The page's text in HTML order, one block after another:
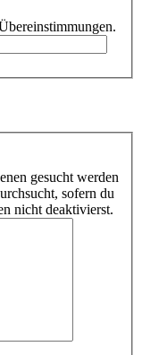
gesucht werden
sofern du
nicht deaktivierst.